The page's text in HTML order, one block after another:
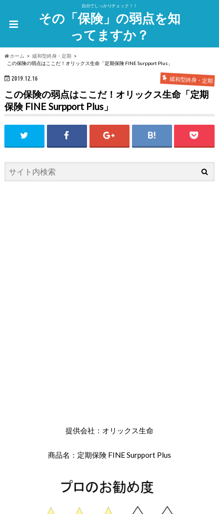
自分でしっかりチェック！！
その「保険」の弱点を知
ってますか？
ホーム
緩和型終身・定期
この保険の弱点はここだ！オリックス生命「定期保険 FINE Surpport Plus」
2019.12.16 緩和型終身・定期
この保険の弱点はここだ！オリックス生命「定期
保険 FINE Surpport Plus」
提供会社：オリックス生命
商品名：定期保険 FINE Surpport Plus